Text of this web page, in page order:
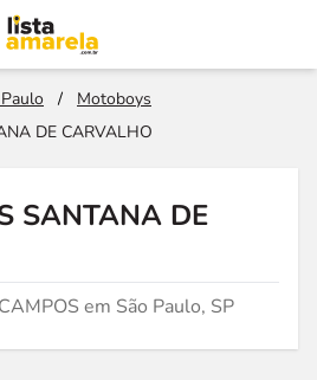
/
Motoboys
DE CARVALHO
SANTANA DE
em São Paulo, SP